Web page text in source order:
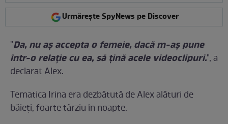
Urmărește SpyNews pe Discover
"Da, nu aș accepta o femeie, dacă m-aș pune
într-o relație cu ea, să țină acele videoclipuri.", a
declarat Alex.
Tematica Irina era dezbătută de Alex alături de
băieți, foarte tărziu în noapte.